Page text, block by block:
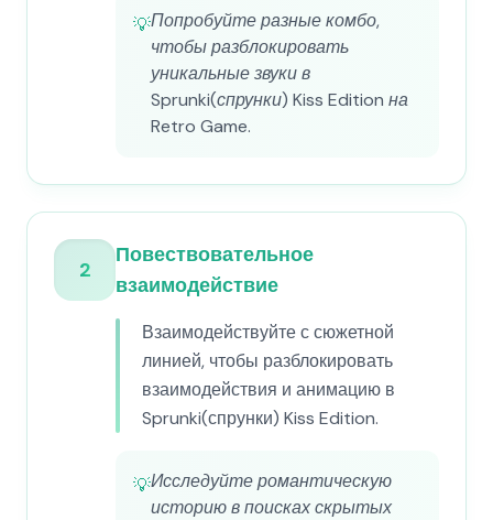
💡Попробуйте разные комбо,
чтобы разблокировать
уникальные звуки в
Sprunki(спрунки) Kiss Edition на
Retro Game.
2
Повествовательное
взаимодействие
Взаимодействуйте с сюжетной
линией, чтобы разблокировать
взаимодействия и анимацию в
Sprunki(спрунки) Kiss Edition.
💡Исследуйте романтическую
историю в поисках скрытых